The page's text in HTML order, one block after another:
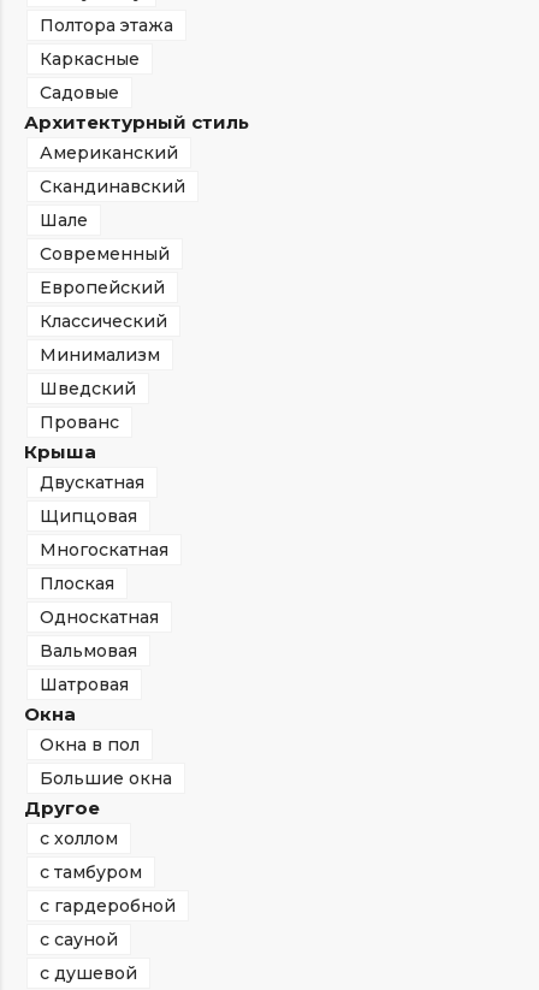
Полтора этажа
Каркасные
Садовые
Архитектурный стиль
Американский
Скандинавский
Шале
Современный
Европейский
Классический
Минимализм
Шведский
Прованс
Крыша
Двускатная
Щипцовая
Многоскатная
Плоская
Односкатная
Вальмовая
Шатровая
Окна
Окна в пол
Большие окна
Другое
с холлом
с тамбуром
с гардеробной
с сауной
с душевой